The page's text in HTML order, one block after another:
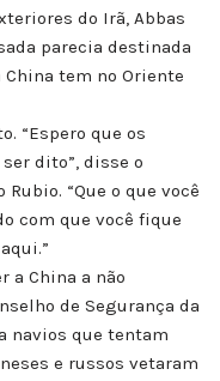
do Irã, Abbas
parecia destinada
tem no Oriente
“Espero que os
dito”, disse o
“Que o que você
com que você fique
a China a não
de Segurança da
navios que tentam
e russos vetaram